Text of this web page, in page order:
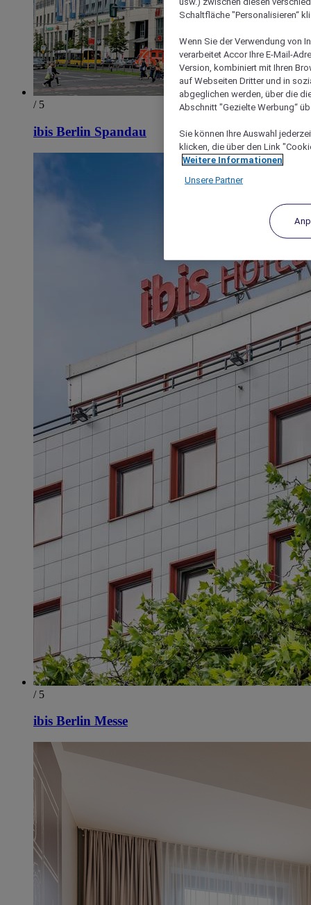
/ 5
ibis Berlin Spandau
/ 5
ibis Berlin Messe
Schaltfläche "Personalisieren“
Wenn Sie der Verwendung von
verarbeitet Accor Ihre E-Mail-
Version, kombiniert mit Ihren
auf Webseiten Dritter und in
abgeglichen werden, über die
Abschnitt "Gezielte Werbung“
Sie können Ihre Auswahl
klicken, die über den Link
Weitere Informationen
Unsere Partner